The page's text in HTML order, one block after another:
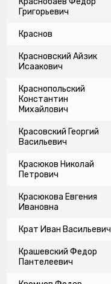
Григорьевич
Краснов
Красновский Айзик
Исаакович
Краснопольский
Константин
Михайлович
Красовский Георгий
Васильевич
Красюков Николай
Петрович
Красюкова Евгения
Ивановна
Крат Иван Васильевич
Крашевский Федор
Пантелеевич